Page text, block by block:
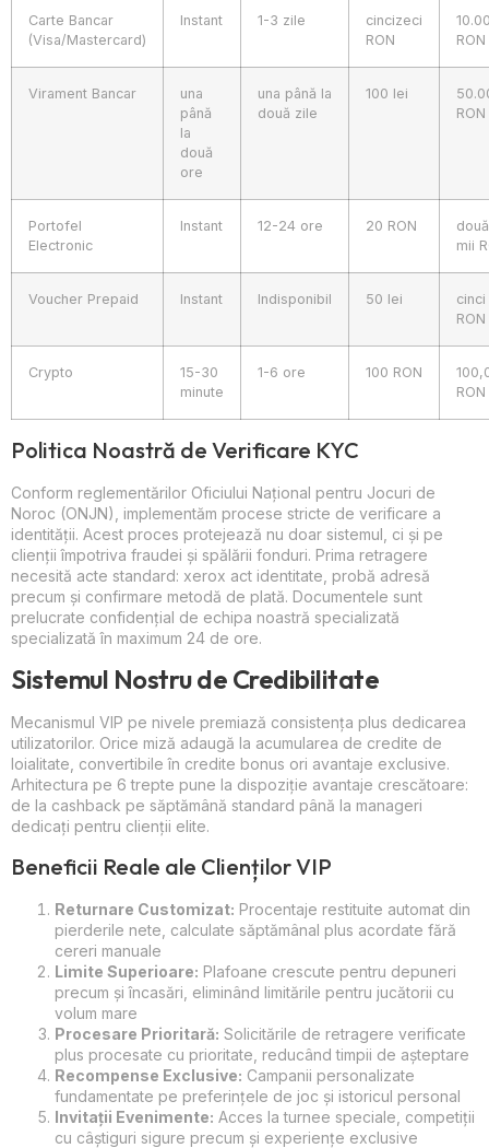
Carte Bancar
(Visa/Mastercard)
Instant 1-3 zile
cincizeci
RON
RON
Virament Bancar
una
până
la
două
ore
una până la
două zile
100 lei
RON
Portofel
Electronic
Instant 12-24 ore 20 RON
mii
Voucher Prepaid Instant Indisponibil 50 lei
cinci
RON
Crypto
15-30
minute
1-6 ore 100 RON
RON
Politica Noastră de Verificare KYC
Conform reglementărilor Oficiului Național pentru Jocuri de
Noroc (ONJN), implementăm procese stricte de verificare a
identității. Acest proces protejează nu doar sistemul, ci și pe
clienții împotriva fraudei și spălării fonduri. Prima retragere
necesită acte standard: xerox act identitate, probă adresă
precum și confirmare metodă de plată. Documentele sunt
prelucrate confidențial de echipa noastră specializată
specializată în maximum 24 de ore.
Sistemul Nostru de Credibilitate
Mecanismul VIP pe nivele premiază consistența plus dedicarea
utilizatorilor. Orice miză adaugă la acumularea de credite de
loialitate, convertibile în credite bonus ori avantaje exclusive.
Arhitectura pe 6 trepte pune la dispoziție avantaje crescătoare:
de la cashback pe săptămână standard până la manageri
dedicați pentru clienții elite.
Beneficii Reale ale Clienților VIP
Returnare Customizat: Procentaje restituite automat din
pierderile nete, calculate săptămânal plus acordate fără
cereri manuale
Limite Superioare: Plafoane crescute pentru depuneri
precum și încasări, eliminând limitările pentru jucătorii cu
volum mare
Procesare Prioritară: Solicitările de retragere verificate
plus procesate cu prioritate, reducând timpii de așteptare
Recompense Exclusive: Campanii personalizate
fundamentate pe preferințele de joc și istoricul personal
Invitații Evenimente: Acces la turnee speciale, competiții
cu câștiguri sigure precum și experiențe exclusive